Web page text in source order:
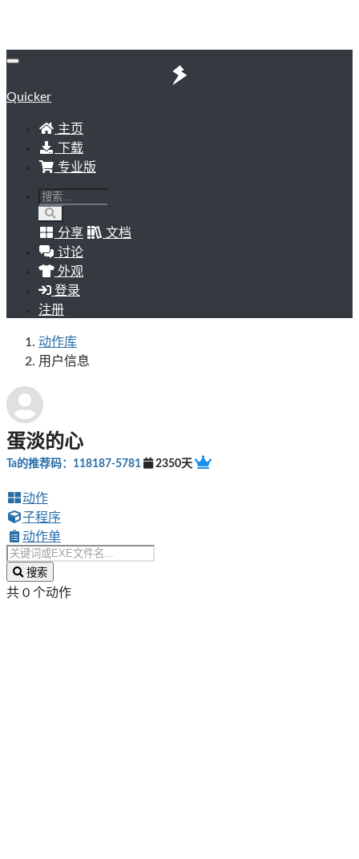
Quicker
主页
下载
专业版
分享
文档
讨论
外观
登录
注册
动作库
用户信息
蛋淡的心
Ta的推荐码：118187-5781 2350天
动作
子程序
动作单
搜索
共 0 个动作